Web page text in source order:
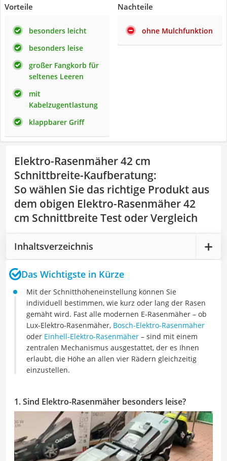
Vorteile
besonders leicht
besonders leise
großer Fangkorb für
seltenes Leeren
mit
Kabelzugentlastung
klappbarer Griff
Nachteile
ohne Mulchfunktion
Elektro-Rasenmäher 42 cm
Schnittbreite-Kaufberatung:
So wählen Sie das richtige Produkt aus
dem obigen Elektro-Rasenmäher 42
cm Schnittbreite Test oder Vergleich
Inhaltsverzeichnis
Das Wichtigste in Kürze
Mit der Schnitthöheneinstellung können Sie
individuell bestimmen, wie kurz oder lang der Rasen
gemäht wird. Fast alle modernen E-Rasenmäher – ob
Lux-Elektro-Rasenmäher, Bosch-Elektro-Rasenmäher
oder Einhell-Elektro-Rasenmäher – sind mit einem
zentralen Mechanismus ausgestattet, der es Ihnen
erlaubt, die Höhe an allen vier Rädern gleichzeitig
einzustellen.
1. Sind Elektro-Rasenmäher besonders leise?